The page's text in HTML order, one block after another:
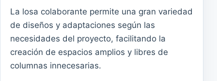
La losa colaborante permite una gran variedad
de diseños y adaptaciones según las
necesidades del proyecto, facilitando la
creación de espacios amplios y libres de
columnas innecesarias.